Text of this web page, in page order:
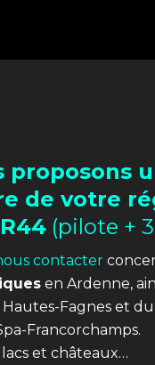
proposons
de votre
(pilote +
contacter
en Ardenne,
Fagnes et
Francorchamps.
et châteaux…